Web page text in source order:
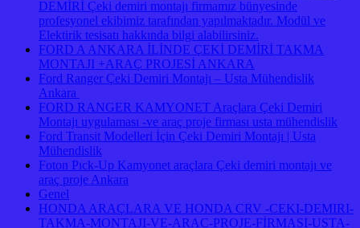
DEMİRİ Çeki demiri montajı firmamız bünyesinde
profesyonel ekibimiz tarafından yapılmaktadır. Modül ve
Elektirik tesisatı hakkında bilgi alabilirsiniz.
FORD A ANKARA İLİNDE ÇEKİ DEMİRİ TAKMA
MONTAJI +ARAÇ PROJESİ ANKARA
Ford Ranger Çeki Demiri Montajı – Usta Mühendislik
Ankara
FORD RANGER KAMYONET Araçlara Çeki Demiri
Montajı uygulaması -ve araç proje firması usta mühendislik
Ford Transit Modelleri İçin Çeki Demiri Montajı | Usta
Mühendislik
Foton Pıck-Up Kamyonet araçlara Çeki demiri montajı ve
araç proje Ankara
Genel
HONDA ARAÇLARA VE HONDA CRV -CEKI-DEMIRI-
TAKMA-MONTAJI-VE-ARAC-PROJE-FİRMASI-USTA-